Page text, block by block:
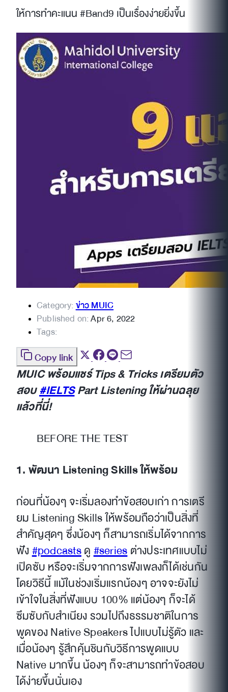
ให้การทำคะแนน #Band9 เป็นเรื่องง่ายยิ่งขึ้น
Category:ข่าว MUIC
Published on:Apr 6, 2022
Tags:
Copy link
MUIC พร้อมแชร์ Tips & Tricks เตรียมตัว
สอบ#IELTSPart Listening ให้ผ่านฉลุย
แล้วที่นี่!
BEFORE THE TEST
1. พัฒนา Listening Skills ให้พร้อม
ก่อนที่น้องๆ จะเริ่มลองทำข้อสอบเก่า การเตรี
ยม Listening Skills ให้พร้อมถือว่าเป็นสิ่งที่
สำคัญสุดๆ ซึ่งน้องๆ ก็สามารถเริ่มได้จากการ
ฟัง#podcastsดู#seriesต่างประเทศแบบไม่
เปิดซับ หรือจะเริ่มจากการฟังเพลงก็ได้เช่นกัน
โดยวิธีนี้ แม้ในช่วงเริ่มแรกน้องๆ อาจจะยังไม่
เข้าใจในสิ่งที่ฟังแบบ 100% แต่น้องๆ ก็จะได้
ซึมซับกับสำเนียง รวมไปถึงธรรมชาติในการ
พูดของ Native Speakers ไปแบบไม่รู้ตัว และ
เมื่อน้องๆ รู้สึกคุ้นชินกับวิธีการพูดแบบ
Native มากขึ้น น้องๆ ก็จะสามารถทำข้อสอบ
ได้ง่ายขึ้นนั่นเอง